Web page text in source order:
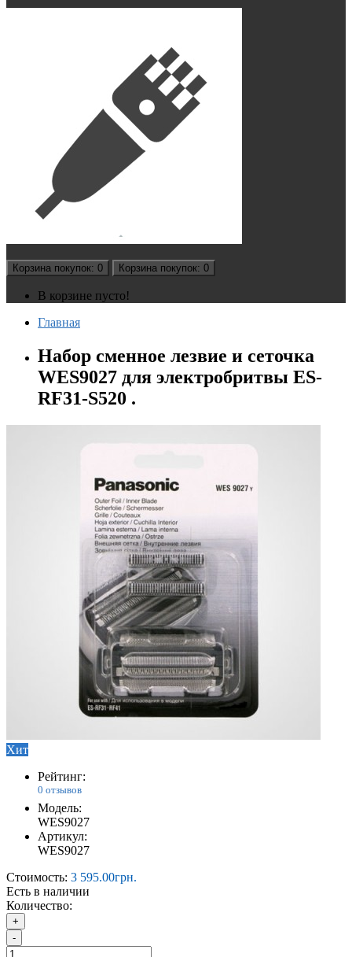
Корзина покупок: 0 Корзина покупок: 0
В корзине пусто!
Главная
Набор сменное лезвие и сеточка
WES9027 для электробритвы ES-
RF31-S520 .
Хит
Рейтинг:
0 отзывов
Модель:
WES9027
Артикул:
WES9027
Стоимость: 3 595.00грн.
Есть в наличии
Количество:
+
-